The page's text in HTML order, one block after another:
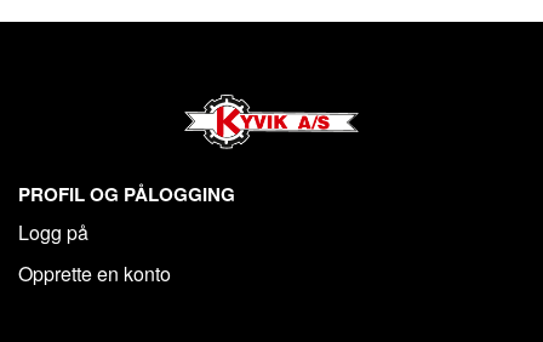
PROFIL OG PÅLOGGING
Logg på
Opprette en konto